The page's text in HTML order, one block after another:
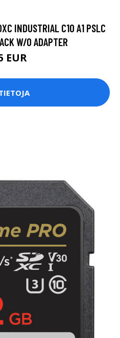
INDUSTRIAL C10 A1 PSLC
W/O ADAPTER
EUR